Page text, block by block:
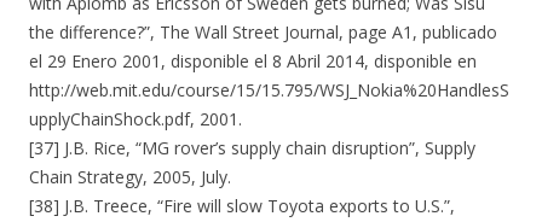
the difference?”, The Wall Street Journal, page A1, publicado
el 29 Enero 2001, disponible el 8 Abril 2014, disponible en
http://web.mit.edu/course/15/15.795/WSJ_Nokia%20HandlesS
upplyChainShock.pdf, 2001.
[37] J.B. Rice, “MG rover’s supply chain disruption”, Supply
Chain Strategy, 2005, July.
[38] J.B. Treece, “Fire will slow Toyota exports to U.S.”,